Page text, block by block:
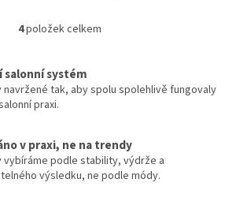
problémové nehty.
O
á
d
p
r
v
4položek celkem
salonní systém
navržené tak, aby spolu spolehlivě fungovaly
praxi.
v praxi, ne na trendy
vybíráme podle stability, výdrže a
výsledku, ne podle módy.